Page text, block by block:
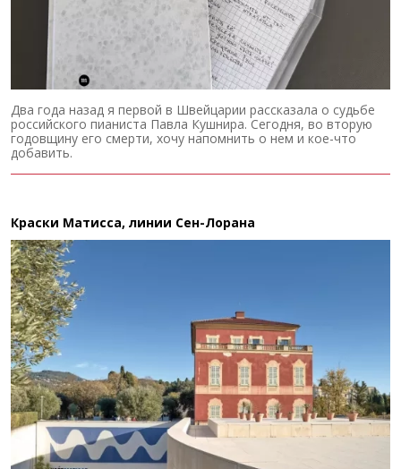
Два года назад я первой в Швейцарии рассказала о судьбе
российского пианиста Павла Кушнира. Сегодня, во вторую
годовщину его смерти, хочу напомнить о нем и кое-что
добавить.
Краски Матисса, линии Сен-Лорана